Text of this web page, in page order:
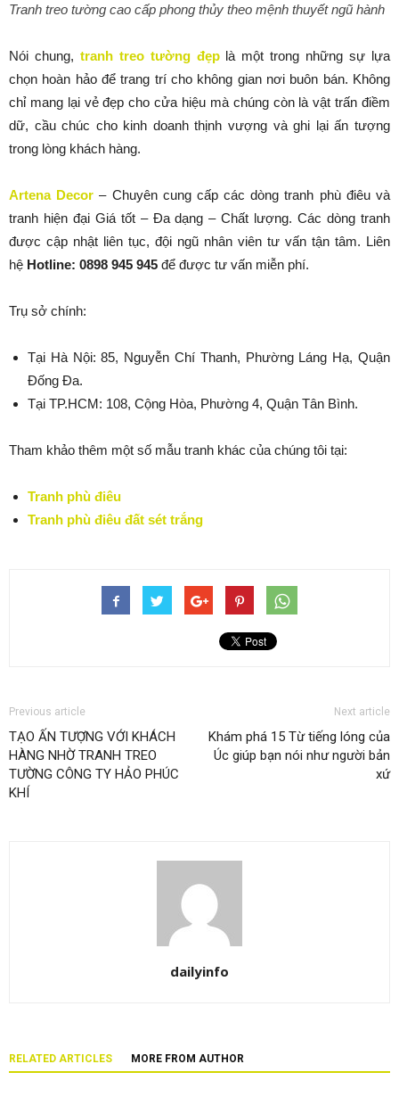
Tranh treo tường cao cấp phong thủy theo mệnh thuyết ngũ hành
Nói chung, tranh treo tường đẹplà một trong những sự lựa
chọn hoàn hảo để trang trí cho không gian nơi buôn bán. Không
chỉ mang lại vẻ đẹp cho cửa hiệu mà chúng còn là vật trấn điềm
dữ, cầu chúc cho kinh doanh thịnh vượng và ghi lại ấn tượng
trong lòng khách hàng.
Artena Decor – Chuyên cung cấp các dòng tranh phù điêu và
tranh hiện đại Giá tốt – Đa dạng – Chất lượng. Các dòng tranh
được cập nhật liên tục, đội ngũ nhân viên tư vấn tận tâm. Liên
hệ Hotline: 0898 945 945 để được tư vấn miễn phí.
Trụ sở chính:
Tại Hà Nội: 85, Nguyễn Chí Thanh, Phường Láng Hạ, Quận
Đống Đa.
Tại TP.HCM: 108, Cộng Hòa, Phường 4, Quận Tân Bình.
Tham khảo thêm một số mẫu tranh khác của chúng tôi tại:
Tranh phù điêu
Tranh phù điêu đất sét trắng
Previous article
TẠO ẤN TƯỢNG VỚI KHÁCH
HÀNG NHỜ TRANH TREO
TƯỜNG CÔNG TY HẢO PHÚC
KHÍ
Next article
Khám phá 15 Từ tiếng lóng của
Úc giúp bạn nói như người bản
xứ
dailyinfo
RELATED ARTICLES MORE FROM AUTHOR